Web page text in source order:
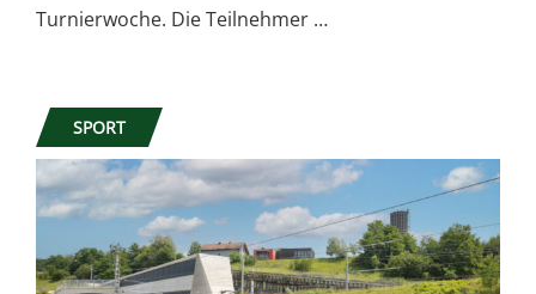
Turnierwoche. Die Teilnehmer …
SPORT